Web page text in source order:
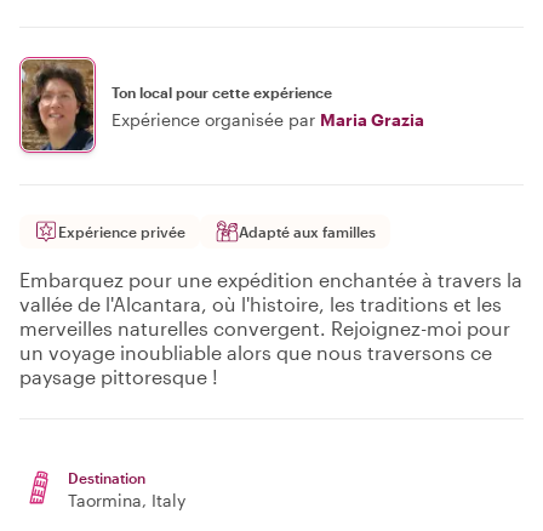
Ton local pour cette expérience
Expérience organisée par Maria Grazia
Expérience privée Adapté aux familles
Embarquez pour une expédition enchantée à travers la
vallée de l'Alcantara, où l'histoire, les traditions et les
merveilles naturelles convergent. Rejoignez-moi pour
un voyage inoubliable alors que nous traversons ce
paysage pittoresque !
Destination
Taormina, Italy